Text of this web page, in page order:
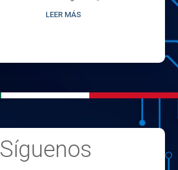
LEER MÁS
sede
Síguenos